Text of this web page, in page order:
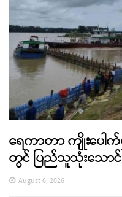
ရေကာတာ ကျိုးပေါက်
တွင် ပြည်သူသုံးသောင်
August 6, 2026